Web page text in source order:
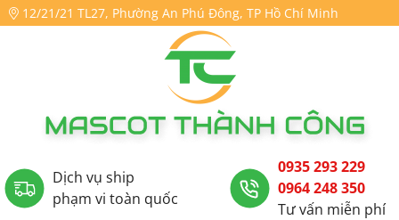
12/21/21 TL27, Phường An Phú Đông, TP Hồ Chí Minh
Dịch vụ ship
phạm vi toàn quốc
0935 293 229
0964 248 350
Tư vấn miễn phí